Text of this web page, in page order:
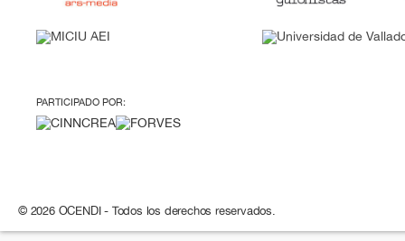
PARTICIPADO POR:
© 2026 OCENDI - Todos los derechos reservados.